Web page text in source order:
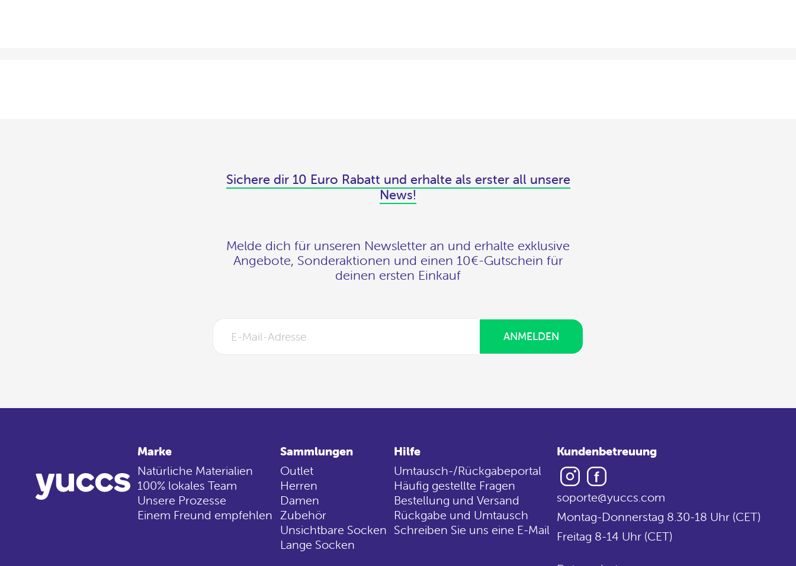
Sichere dir 10 Euro Rabatt und erhalte als erster all unsere
News!
Melde dich für unseren Newsletter an und erhalte exklusive
Angebote, Sonderaktionen und einen 10€-Gutschein für
deinen ersten Einkauf
ANMELDEN
Marke
Natürliche Materialien
100% lokales Team
Unsere Prozesse
Einem Freund empfehlen
Sammlungen
Outlet
Herren
Damen
Zubehör
Unsichtbare Socken
Lange Socken
Hilfe
Umtausch-/Rückgabeportal
Häufig gestellte Fragen
Bestellung und Versand
Rückgabe und Umtausch
Schreiben Sie uns eine E-Mail
Kundenbetreuung
Instagram
soporte@yuccs.com
Montag-Donnerstag 8.30-18 Uhr (CET)
Freitag 8-14 Uhr (CET)